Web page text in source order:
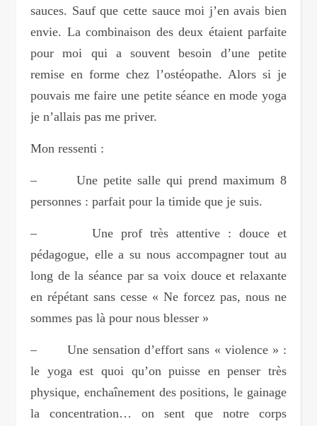
sauces. Sauf que cette sauce moi j’en avais bien
envie. La combinaison des deux étaient parfaite
pour moi qui a souvent besoin d’une petite
remise en forme chez l’ostéopathe. Alors si je
pouvais me faire une petite séance en mode yoga
je n’allais pas me priver.
Mon ressenti :
– Une petite salle qui prend maximum 8
personnes : parfait pour la timide que je suis.
– Une prof très attentive : douce et
pédagogue, elle a su nous accompagner tout au
long de la séance par sa voix douce et relaxante
en répétant sans cesse « Ne forcez pas, nous ne
sommes pas là pour nous blesser »
– Une sensation d’effort sans « violence » :
le yoga est quoi qu’on puisse en penser très
physique, enchaînement des positions, le gainage
la concentration… on sent que notre corps